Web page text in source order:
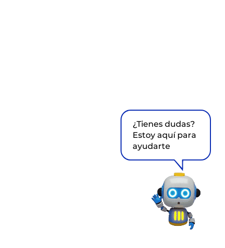
¿Tienes dudas?
Estoy aquí para
ayudarte